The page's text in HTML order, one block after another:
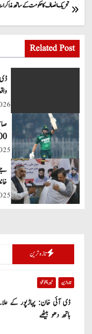
P
o
s
t
a
v
i
g
a
o
n
تحریک انصاف کا حکومت کے ساتھ
Related Post
100 چھکے لگانے والے
تازہ ترین
تازہ ترین خیبر پختونخوا
ڈی آئی خان: پہاڑپور کے
ہاتھ دھو بیٹھے